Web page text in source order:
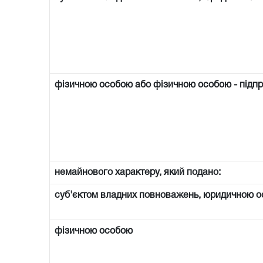
фізичною особою або фізичною особою -
немайнового характеру, який подано:
суб'єктом владних повноважень, юридичною
фізичною особою